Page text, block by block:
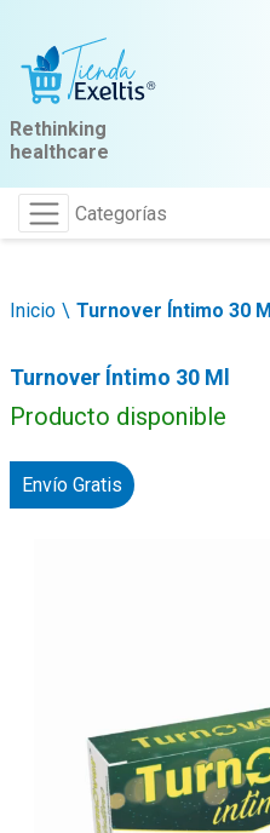
Rethinking
healthcare
Categorías
Inicio Turnover Íntimo 30 Ml
Turnover Íntimo 30 Ml
Producto disponible
Envío Gratis